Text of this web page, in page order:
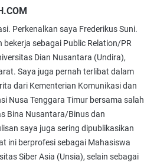
Perkenalkan saya Frederikus Suni.
bekerja sebagai Public Relation/PR
Dian Nusantara (Undira),
Saya juga pernah terlibat dalam
dari Kementerian Komunikasi dan
Nusa Tenggara Timur bersama salah
Bina Nusantara/Binus dan
saya juga sering dipublikasikan
ini berprofesi sebagai Mahasiswa
Siber Asia (Unsia), selain sebagai